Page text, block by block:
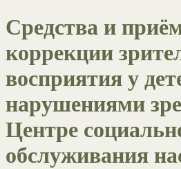
Средства и
коррекции
восприятия у
нарушениями
Центре
обслуживания